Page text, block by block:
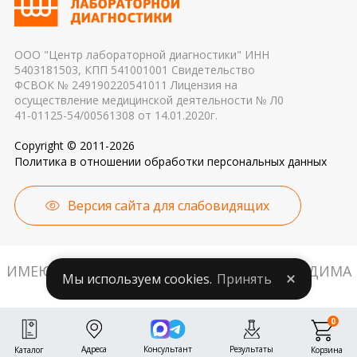
причиной погрешности в результатах
ООО "Центр лабораторной диагностики" ИНН
5403181503, КПП 541001001 Свидетельство
ФСВОК № 249190220541011 Лицензия на
осуществление медицинской деятельности № Л0
41-01125-54/00561308 от 14.01.2020г.
Copyright © 2011-2026
Политика в отношении обработки персональных данных
Версия сайта для слабовидящих
ИМЕЮТСЯ ПРОТИВОПОКАЗАНИЯ. НЕОБХОДИМА
КОНСУЛЬТАЦИЯ СПЕЦИАЛИСТА.
Каталог Адреса Консультант Результаты Корзина
0
Мы используем cookies. Принять